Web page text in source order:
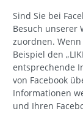
Sind Sie bei
Besuch unserer
zuordnen.
Beispiel den
entsprechende
von Facebook
Informationen
und Ihren